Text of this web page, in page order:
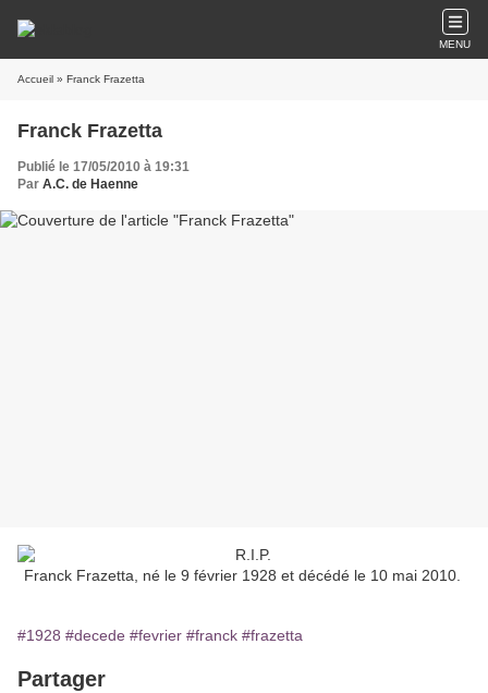
MENU
Accueil » Franck Frazetta
Franck Frazetta
Publié le 17/05/2010 à 19:31
Par A.C. de Haenne
Franck Frazetta, né le 9 février 1928 et décédé le 10 mai 2010.
#1928 #decede #fevrier #franck #frazetta
Partager